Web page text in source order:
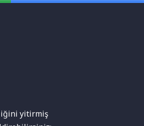
yitirmiş